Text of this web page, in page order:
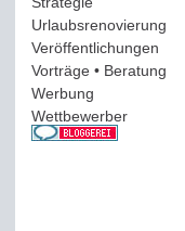
Urlaubsrenovierung
Veröffentlichungen
Vorträge • Beratung
Werbung
Wettbewerber(61)